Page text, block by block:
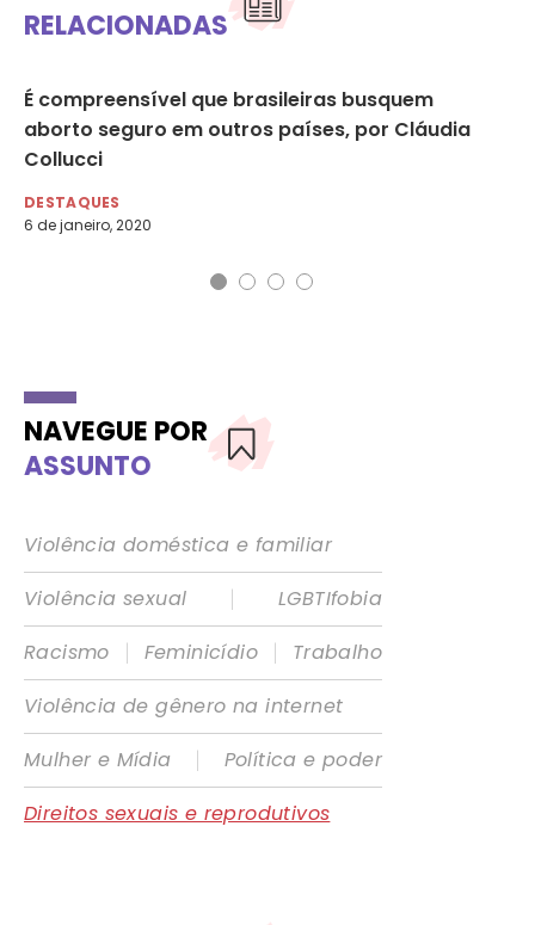
RELACIONADAS
É compreensível que brasileiras busquem
aborto seguro em outros países, por Cláudia
Collucci
DESTAQUES
6 de janeiro, 2020
NAVEGUE POR
ASSUNTO
Violência doméstica e familiar
Violência sexual
|
LGBTIfobia
Racismo
| Feminicídio |
Trabalho
Violência de gênero na internet
Mulher e Mídia
|
Política e poder
Direitos sexuais e reprodutivos